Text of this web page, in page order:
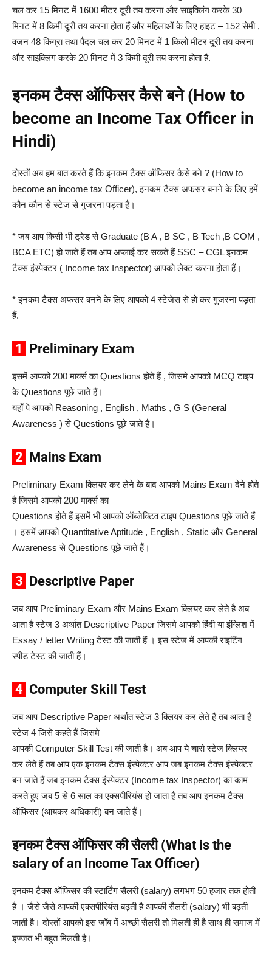
चल कर 15 मिनट में 1600 मीटर दूरी तय करना और साइक्लिंग करके 30
मिनट में 8 किमी दूरी तय करना होता हैं और महिलाओं के लिए हाइट – 152 सेमी ,
वजन 48 किग्रा तथा पैदल चल कर 20 मिनट में 1 किलो मीटर दूरी तय करना
और साइक्लिंग करके 20 मिनट में 3 किमी दूरी तय करना होता हैं.
इनकम टैक्स ऑफिसर कैसे बने (How to
become an Income Tax Officer in
Hindi)
दोस्तों अब हम बात करते हैं कि इनकम टैक्स ऑफिसर कैसे बने ? (How to
become an income tax Officer), इनकम टैक्स अफसर बनने के लिए हमें
कौन कौन से स्टेज से गुजरना पड़ता हैं।
* जब आप किसी भी ट्रेड से Graduate (B A , B SC , B Tech ,B COM ,
BCA ETC) हो जाते हैं तब आप अप्लाई कर सकते हैं SSC – CGL इनकम
टैक्स इंस्पेक्टर ( Income tax Inspector) आपको लेक्ट करना होता हैं।
* इनकम टैक्स अफसर बनने के लिए आपको 4 स्टेजेस से हो कर गुजरना पड़ता
हैं.
1 Preliminary Exam
इसमें आपको 200 मार्क्स का Questions होते हैं , जिसमे आपको MCQ टाइप
के Questions पूछे जाते हैं।
यहाँ पे आपको Reasoning , English , Maths , G S (General
Awareness ) से Questions पूछे जाते हैं।
2 Mains Exam
Preliminary Exam क्लियर कर लेने के बाद आपको Mains Exam देने होते
है जिसमे आपको 200 मार्क्स का
Questions होते हैं इसमें भी आपको ऑब्जेक्टिव टाइप Questions पूछे जाते हैं
। इसमें आपको Quantitative Aptitude , English , Static और General
Awareness से Questions पूछे जाते हैं।
3 Descriptive Paper
जब आप Preliminary Exam और Mains Exam क्लियर कर लेते है अब
आता है स्टेज 3 अर्थात Descriptive Paper जिसमे आपको हिंदी या इंग्लिश में
Essay / letter Writing टेस्ट की जाती हैं । इस स्टेज में आपकी राइटिंग
स्पीड टेस्ट की जाती हैं।
4 Computer Skill Test
जब आप Descriptive Paper अर्थात स्टेज 3 क्लियर कर लेते हैं तब आता हैं
स्टेज 4 जिसे कहते हैं जिसमे
आपकी Computer Skill Test की जाती है। अब आप ये चारो स्टेज क्लियर
कर लेते हैं तब आप एक इनकम टैक्स इंस्पेक्टर आप जब इनकम टैक्स इंस्पेक्टर
बन जाते हैं जब इनकम टैक्स इंस्पेक्टर (Income tax Inspector) का काम
करते हुए जब 5 से 6 साल का एक्सपीरियंस हो जाता है तब आप इनकम टैक्स
ऑफिसर (आयकर अधिकारी) बन जाते हैं।
इनकम टैक्स ऑफिसर की सैलरी (What is the
salary of an Income Tax Officer)
इनकम टैक्स ऑफिसर की स्टार्टिंग सैलरी (salary) लगभग 50 हजार तक होती
है । जैसे जैसे आपकी एक्सपीरियंस बढ़ती है आपकी सैलरी (salary) भी बढ़ती
जाती है। दोस्तों आपको इस जॉब में अच्छी सैलरी तो मिलती ही है साथ ही समाज में
इज्जत भी बहुत मिलती है।